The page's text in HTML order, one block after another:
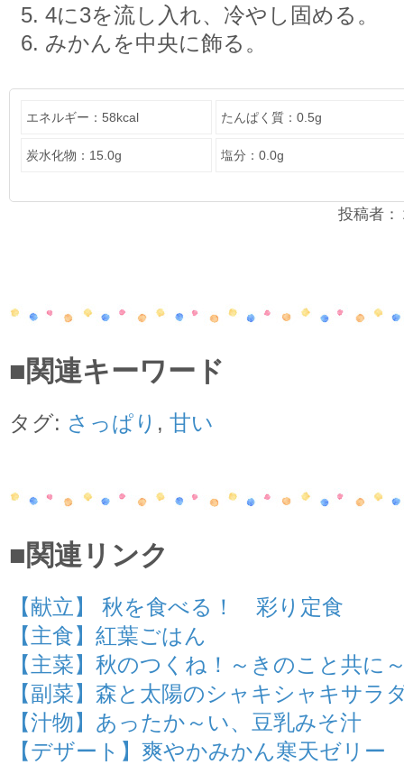
4に3を流し入れ、冷やし固める。
みかんを中央に飾る。
エネルギー：58kcal たんぱく質：0.5g
炭水化物：15.0g 塩分：0.0g
投稿者
■関連キーワード
タグ: さっぱり , 甘い
■関連リンク
【献立】 秋を食べる！ 彩り定食
【主食】紅葉ごはん
【主菜】秋のつくね！～きのこと共に
【副菜】森と太陽のシャキシャキサラ
【汁物】あったか～い、豆乳みそ汁
【デザート】爽やかみかん寒天ゼリー